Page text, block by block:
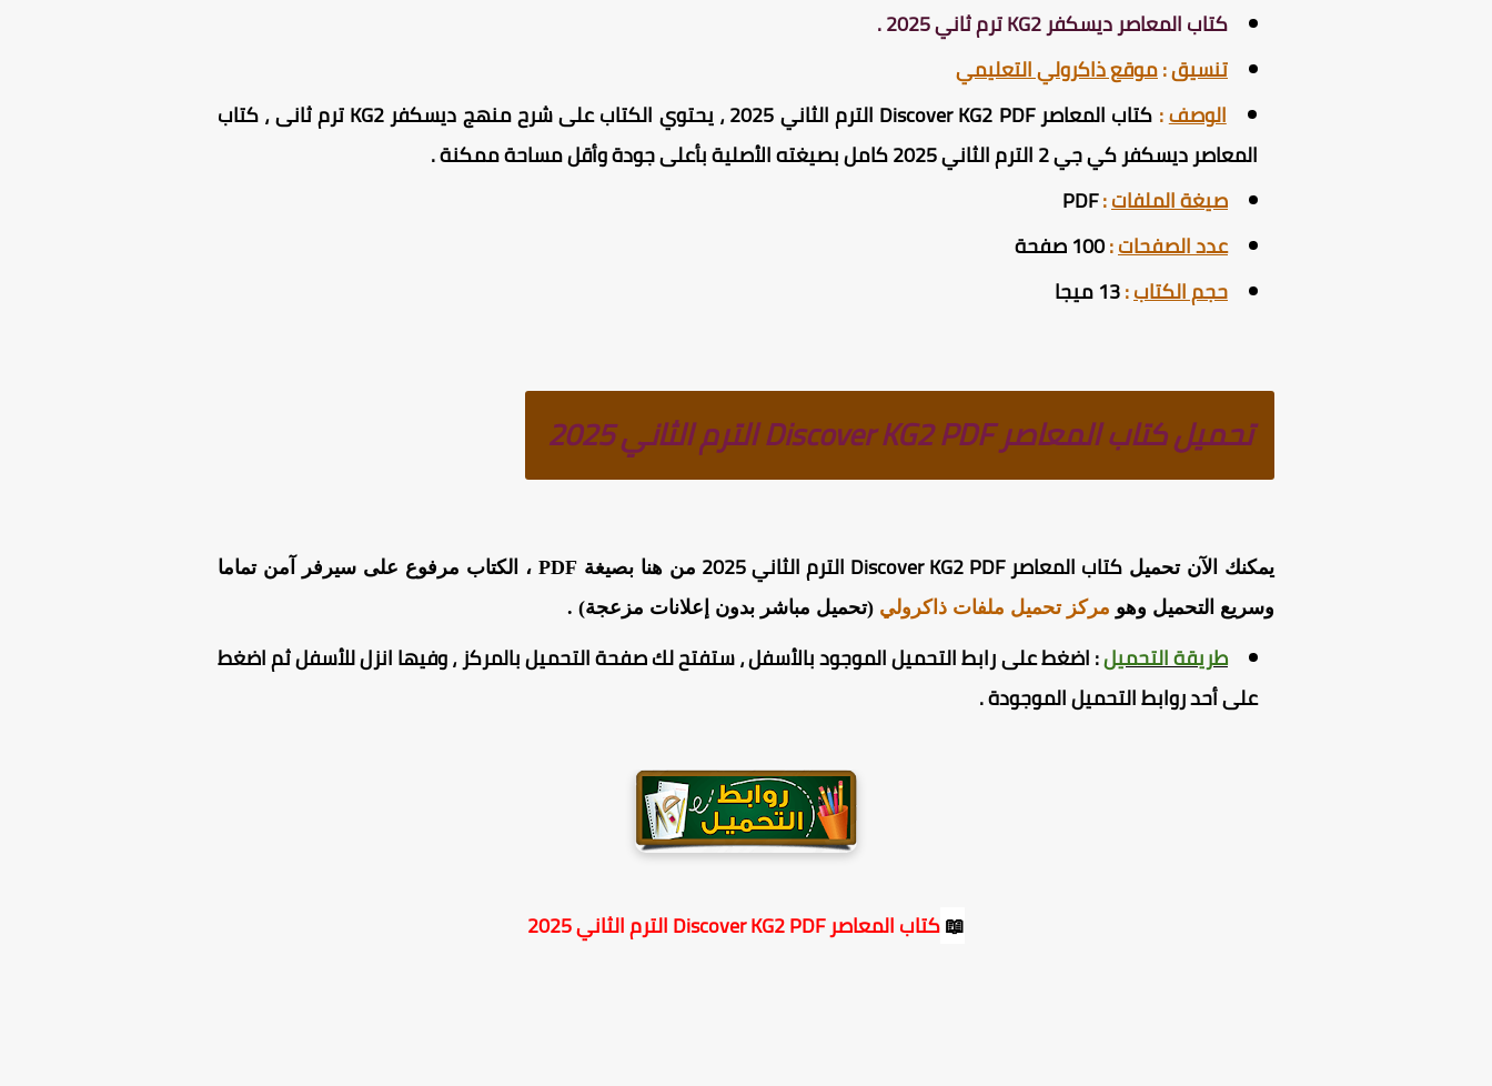
كتاب المعاصر ديسكفر KG2 ترم ثاني 2025 .
تنسيق:موقع ذاكرولي التعليمي
الوصف: كتاب المعاصر Discover KG2 PDF الترم الثاني 2025 ، يحتوي الكتاب على شرح منهج ديسكفر KG2ترم ثانى ، كتاب
المعاصر ديسكفر كي جي 2 الترم الثاني 2025 كامل بصيغته الأصلية بأعلى جودة وأقل مساحة ممكنة .
صيغة الملفات:
PDF
عدد الصفحات:100 صفحة
حجم الكتاب:
تحميل كتاب المعاصر Discover KG2 PDF الترم الثاني 2025
يمكنك الآن تحميل كتاب المعاصر Discover KG2 PDF الترم الثاني 2025
من هنا بصيغة PDF ، الكتاب مرفوع على سيرفر آمن تماما
وسريع التحميل وهو مركز تحميل ملفات ذاكرولي (تحميل مباشر بدون إعلانات مزعجة) .
طريقة التحميل:اضغطعلى رابط التحميل الموجود بالأسفل ، ستفتح لك صفحة التحميل بالمركز ، وفيها انزل للأسفل ثم اضغط
على أحد روابط التحميل الموجودة.
📖كتاب المعاصر Discover KG2 PDF الترم الثاني 2025